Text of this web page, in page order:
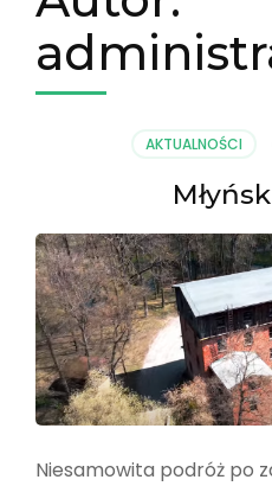
AKTUALNOŚCI
Niesamowita podróż po